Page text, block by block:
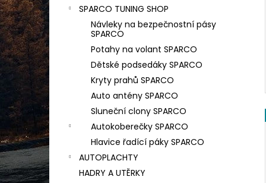
SPARCO TUNING SHOP
Návleky na bezpečnostní pásy
SPARCO
Potahy na volant SPARCO
Dětské podsedáky SPARCO
Kryty prahů SPARCO
Auto antény SPARCO
Sluneční clony SPARCO
Autokoberečky SPARCO
Hlavice řadící páky SPARCO
AUTOPLACHTY
HADRY A UTĚRKY